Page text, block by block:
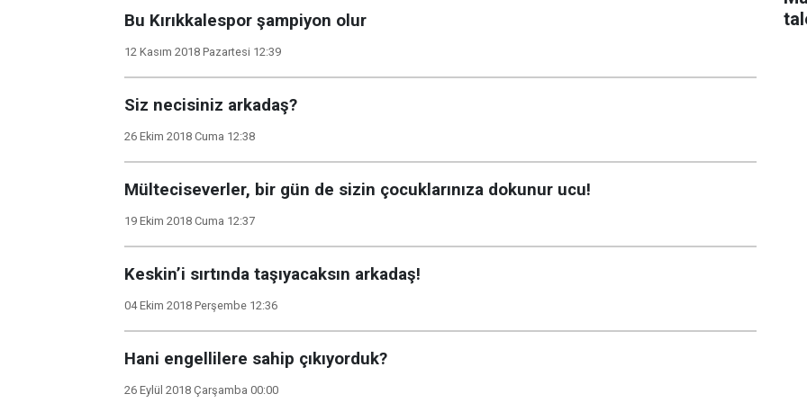
Bu Kırıkkalespor şampiyon olur
12 Kasım 2018 Pazartesi 12:39
Siz necisiniz arkadaş?
26 Ekim 2018 Cuma 12:38
Mülteciseverler, bir gün de sizin çocuklarınıza dokunur ucu!
19 Ekim 2018 Cuma 12:37
Keskin’i sırtında taşıyacaksın arkadaş!
04 Ekim 2018 Perşembe 12:36
Hani engellilere sahip çıkıyorduk?
26 Eylül 2018 Çarşamba 00:00